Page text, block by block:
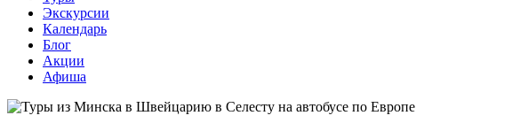
Экскурсии
Календарь
Блог
Акции
Афиша